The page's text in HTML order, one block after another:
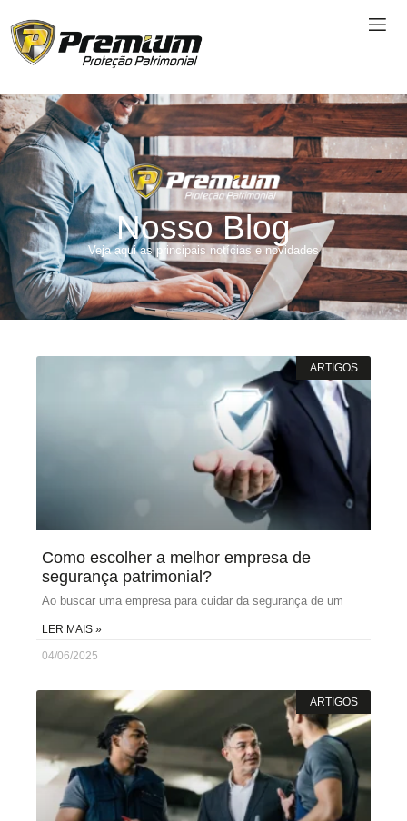
Nosso Blog
Veja aqui as principais notícias e novidades
ARTIGOS
Como escolher a melhor empresa de
segurança patrimonial?
Ao buscar uma empresa para cuidar da segurança de um
LER MAIS »
04/06/2025
ARTIGOS